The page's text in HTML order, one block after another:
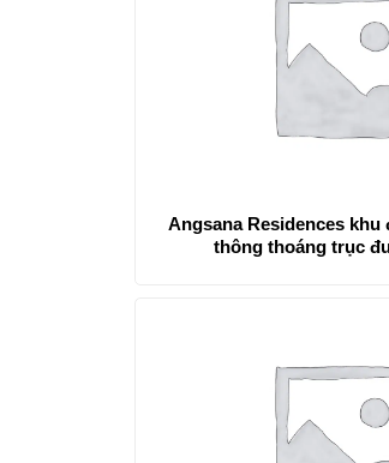
Angsana Residences khu
thông thoáng trục